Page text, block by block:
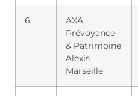
6
AXA
Prévoyance
& Patrimoine
Alexis
Marseille